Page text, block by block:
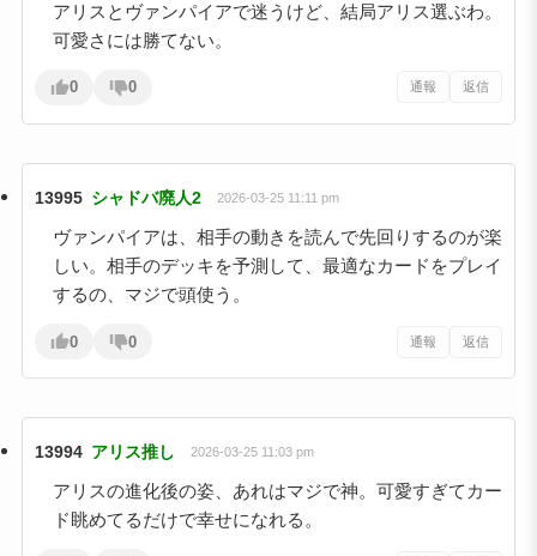
アリスとヴァンパイアで迷うけど、結局アリス選ぶわ。
可愛さには勝てない。
0 0 通報 返信
13995 シャドバ廃人2 2026-03-25 11:11 pm
ヴァンパイアは、相手の動きを読んで先回りするのが楽
しい。相手のデッキを予測して、最適なカードをプレイ
するの、マジで頭使う。
0 0 通報 返信
13994 アリス推し 2026-03-25 11:03 pm
アリスの進化後の姿、あれはマジで神。可愛すぎてカー
ド眺めてるだけで幸せになれる。